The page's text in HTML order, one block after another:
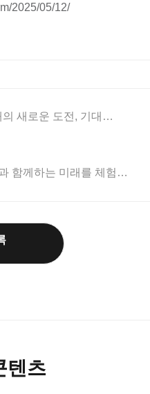
2025/05/12/
AI 인재 양성을 위한 고려대의 새로운 도전, 기대됩니....
서울AI로봇쇼에서 로봇과 함께하는 미래를 체험해보세요!
텐츠